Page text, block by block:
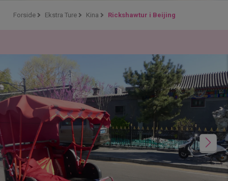
Forside Ekstra Ture Kina Rickshawtur i Beijing